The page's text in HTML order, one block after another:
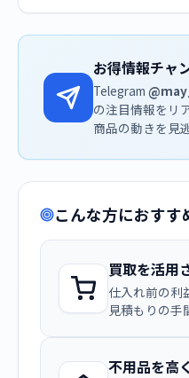
お得情報チャ
Telegram
の注目情報をリ
商品の動きを見
こんな方におすす
買取を活用
仕入れ前の利
見積もりの手
不用品を高